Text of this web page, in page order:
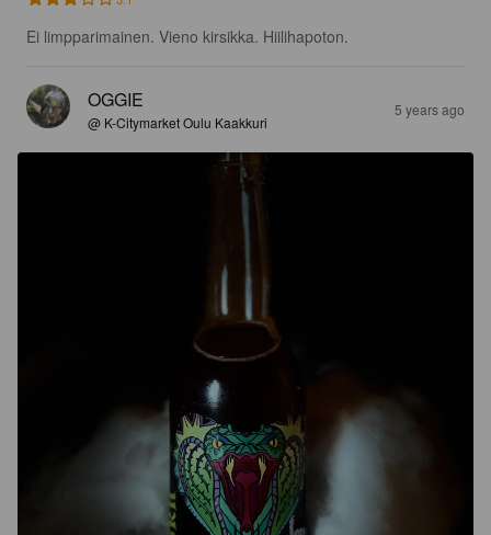
Ei limpparimainen. Vieno kirsikka. Hiilihapoton.
OGGIE
@ K-Citymarket Oulu Kaakkuri
5 years ago